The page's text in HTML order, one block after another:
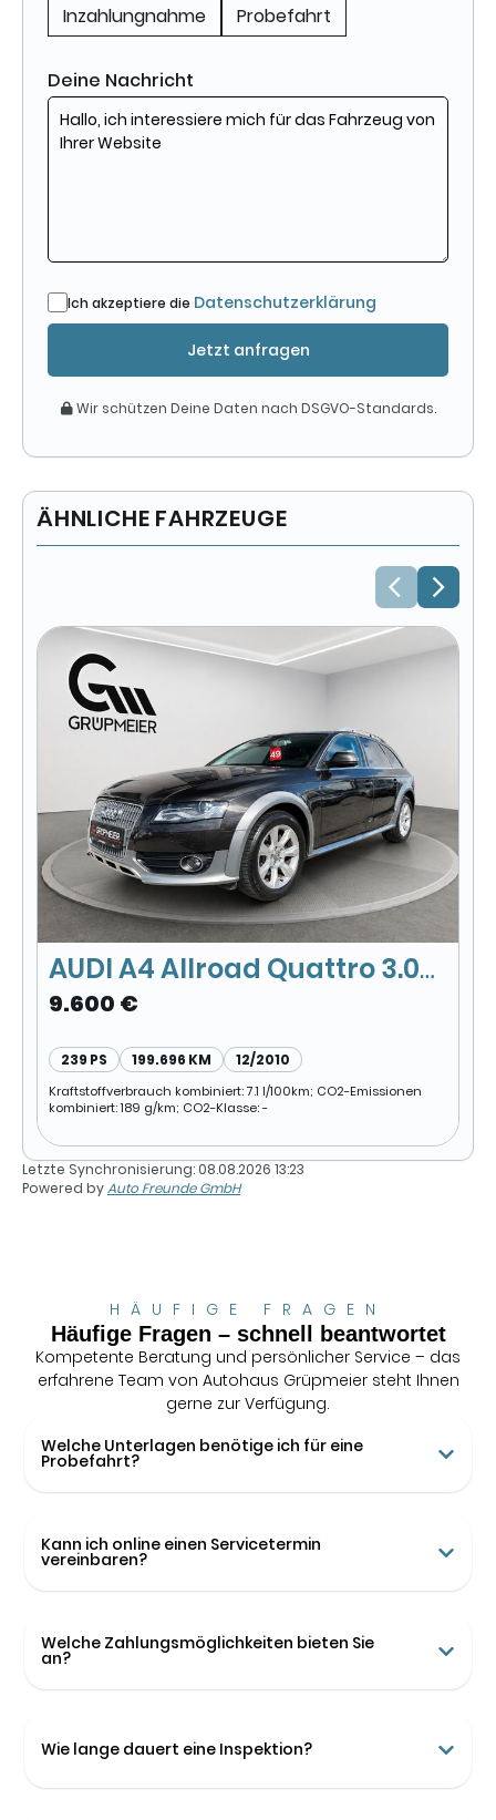
Inzahlungnahme Probefahrt
Deine Nachricht
Ich akzeptiere die Datenschutzerklärung
Jetzt anfragen
Wir schützen Deine Daten nach DSGVO-Standards.
ÄHNLICHE FAHRZEUGE
AUDI A4 Allroad Quattro 3.0
TDI Xenon | AHK | Allrad
9.600 €
239 PS 199.696 KM 12/2010
Kraftstoffverbrauch kombiniert: 7.1 l/100km; CO2-Emissionen
kombiniert: 189 g/km; CO2-Klasse: -
Letzte Synchronisierung: 08.08.2026 13:23
Powered byAuto Freunde GmbH
HÄUFIGE FRAGEN
Häufige Fragen – schnell beantwortet
Kompetente Beratung und persönlicher Service – das
erfahrene Team von Autohaus Grüpmeier steht Ihnen
gerne zur Verfügung.
Welche Unterlagen benötige ich für eine
Probefahrt?
Kann ich online einen Servicetermin
vereinbaren?
Welche Zahlungsmöglichkeiten bieten Sie
an?
Wie lange dauert eine Inspektion?